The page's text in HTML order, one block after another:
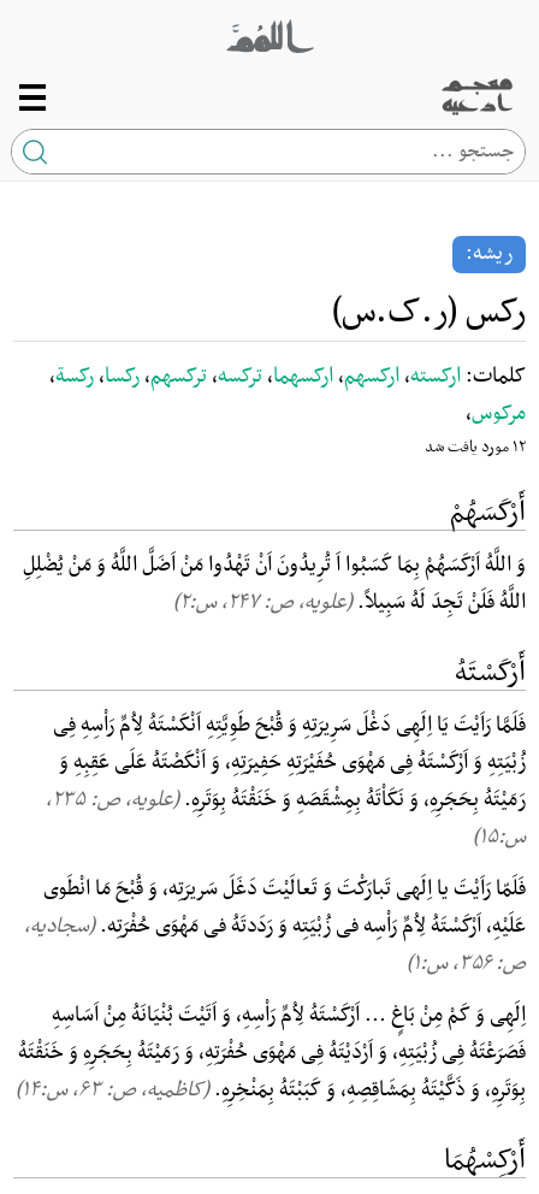
ریشه:
رکس (ر.ک.س)
کلمات:ارکسته،ارکسهم،ارکسهما،ترکسه،ترکسهم،رکسا،رکسة،
مرکوس،
۱۲ مورد یافت شد
أَرْکَسَهُمْ
وَ اللَّهُ اَرْکَسَهُمْ بِمَا کَسَبُوا اَ تُرِیدُونَ اَنْ تَهْدُوا مَنْ اَضَلَّ اللَّهُ وَ مَنْ یُضْلِلِ
اللَّهُ فَلَنْ تَجِدَ لَهُ سَبِیلاً.(علویه، ص: ۲۴۷, س:۲)
أَرْکَسْتَهُ
فَلَمَّا رَاَیْتَ یَا اِلَهِی دَغْلَ سَرِیرَتِهِ وَ قُبْحَ طَوِیَّتِهِ اَنْکَسْتَهُ لِاُمِّ رَاْسِهِ فِی
زُبْیَتِهِ وَ اَرْکَسْتَهُ فِی مَهْوَی حُفَیْرَتِهِ حَفِیرَتِهِ، وَ اَنْکَصْتَهُ عَلَی عَقِبِهِ وَ
رَمَیْتَهُ بِحَجَرِهِ، وَ نَکَاْتَهُ بِمِشْقَصَهِ وَ خَنَقْتَهُ بِوَتَرِهِ.
(علویه، ص: ۲۳۵,
س:۱۵)
فَلَمّا رَاَیْتَ یا اِلَهی تَبارَکْتَ وَ تَعالَیْتَ دَغَلَ سَریرَتِه، وَ قُبْحَ مَا انْطَوی
عَلَیْهِ، اَرْکَسْتَهُ لِاُمِّ رَاْسِه فی زُبْیَتِه وَ رَدَدتَهُ فی مَهْوَی حُفْرَتِه.(سجادیه،
ص: ۳۵۶, س:۱)
اِلَهِی وَ کَمْ مِنْ بَاغٍ ... اَرْکَسْتَهُ لِاُمِّ رَاْسِهِ، وَ اَتَیْتَ بُنْیَانَهُ مِنْ اَسَاسِهِ
فَصَرَعْتَهُ فِی زُبْیَتِهِ، وَ اَرْدَیْتَهُ فِی مَهْوَی حُفْرَتِهِ، وَ رَمَیْتَهُ بِحَجَرِهِ وَ خَنَقْتَهُ
بِوَتَرِهِ، وَ ذَکَّیْتَهُ بِمَشَاقِصِهِ، وَ کَبَبْتَهُ بِمَنْخِرِهِ.(کاظمیه، ص: ۶۳, س:۱۴)
أَرْکِسْهُمَا